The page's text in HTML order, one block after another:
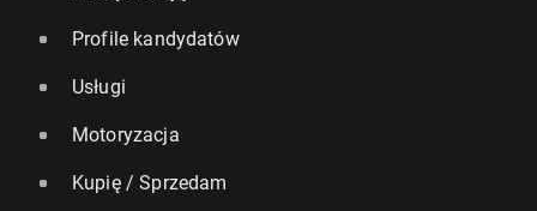
Profile kandydatów
Usługi
Motoryzacja
Kupię / Sprzedam